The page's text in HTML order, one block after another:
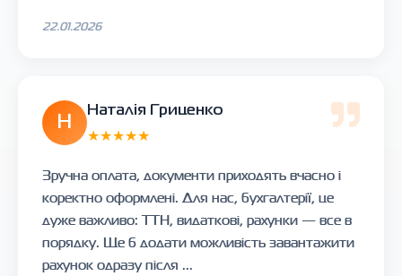
22.01.2026
Н
Наталія Гриценко
★★★★★
Зручна оплата, документи приходять вчасно і
коректно оформлені. Для нас, бухгалтерії, це
дуже важливо: ТТН, видаткові, рахунки — все в
порядку. Ще б додати можливість завантажити
рахунок одразу після ...